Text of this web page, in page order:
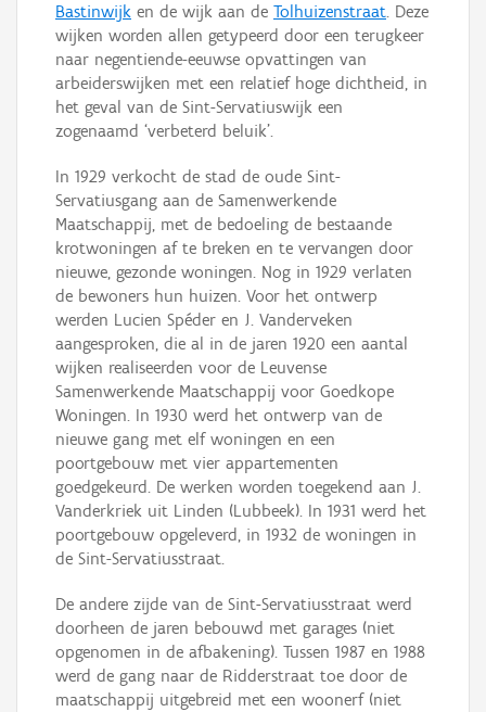
Bastinwijk en de wijk aan de Tolhuizenstraat. Deze
wijken worden allen getypeerd door een terugkeer
naar negentiende-eeuwse opvattingen van
arbeiderswijken met een relatief hoge dichtheid, in
het geval van de Sint-Servatiuswijk een
zogenaamd ‘verbeterd beluik’.
In 1929 verkocht de stad de oude Sint-
Servatiusgang aan de Samenwerkende
Maatschappij, met de bedoeling de bestaande
krotwoningen af te breken en te vervangen door
nieuwe, gezonde woningen. Nog in 1929 verlaten
de bewoners hun huizen. Voor het ontwerp
werden Lucien Spéder en J. Vanderveken
aangesproken, die al in de jaren 1920 een aantal
wijken realiseerden voor de Leuvense
Samenwerkende Maatschappij voor Goedkope
Woningen. In 1930 werd het ontwerp van de
nieuwe gang met elf woningen en een
poortgebouw met vier appartementen
goedgekeurd. De werken worden toegekend aan J.
Vanderkriek uit Linden (Lubbeek). In 1931 werd het
poortgebouw opgeleverd, in 1932 de woningen in
de Sint-Servatiusstraat.
De andere zijde van de Sint-Servatiusstraat werd
doorheen de jaren bebouwd met garages (niet
opgenomen in de afbakening). Tussen 1987 en 1988
werd de gang naar de Ridderstraat toe door de
maatschappij uitgebreid met een woonerf (niet